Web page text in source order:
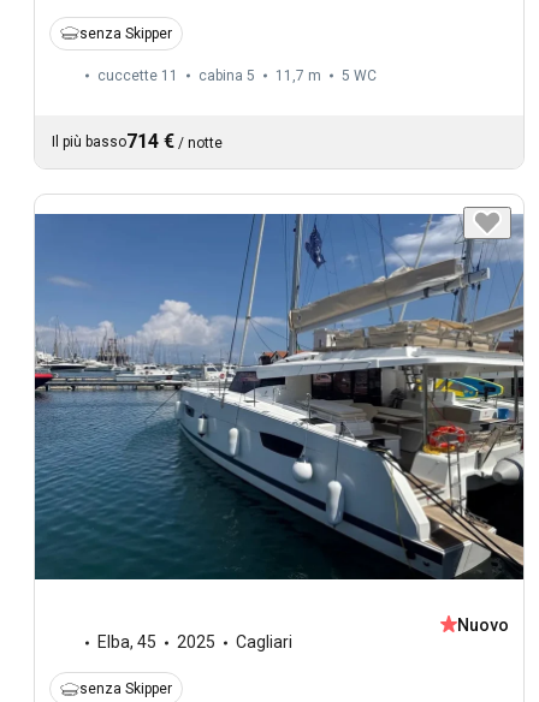
senza Skipper
cuccette 11 cabina 5 11,7 m 5 WC
Il più basso714 € / notte
Elba, 45 2025 Cagliari
Nuovo
senza Skipper